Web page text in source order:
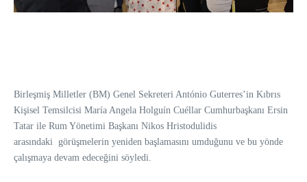
Birleşmiş Milletler (BM) Genel Sekreteri António Guterres’in Kıbrıs
Kişisel Temsilcisi María Angela Holguín Cuéllar Cumhurbaşkanı Ersin
Tatar ile Rum Yönetimi Başkanı Nikos Hristodulidis
arasındaki görüşmelerin yeniden başlamasını umduğunu ve bu yönde
çalışmaya devam edeceğini söyledi.